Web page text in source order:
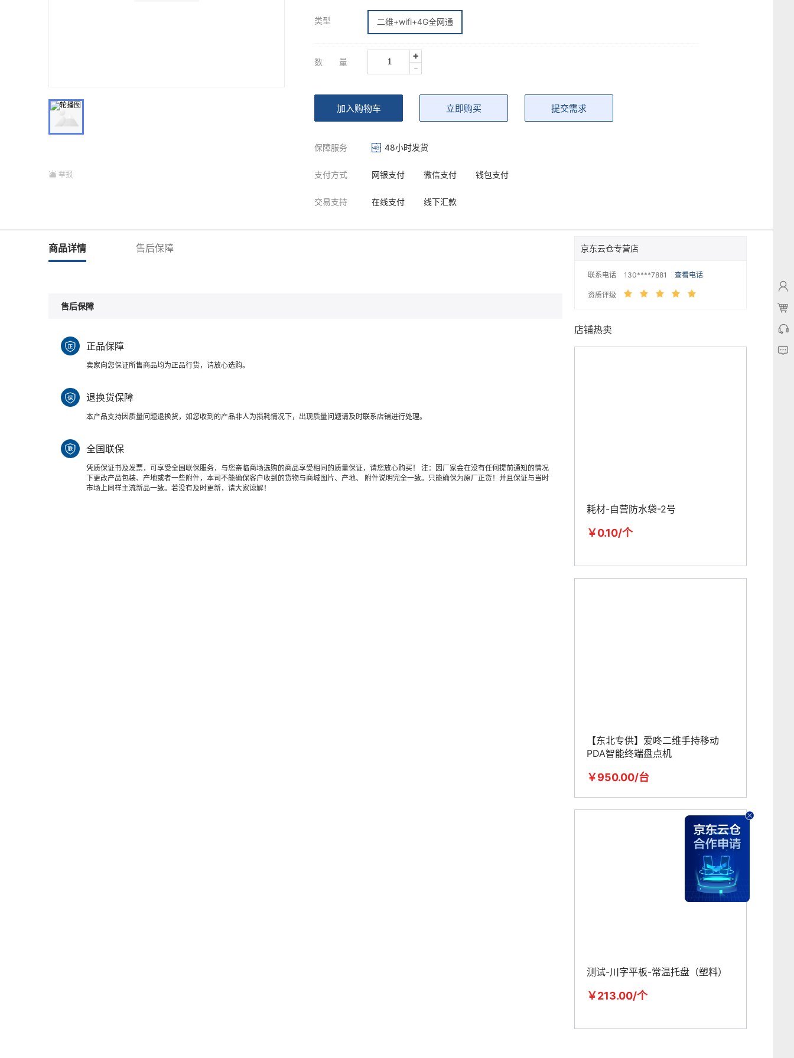
举报
类型 二维+wifi+4G全网通
数 量
+
-
加入购物车 立即购买 提交需求
保障服务 48小时发货
支付方式 网银支付 微信支付 钱包支付
交易支持 在线支付 线下汇款
商品详情 售后保障
售后保障
正品保障
卖家向您保证所售商品均为正品行货，请放心选购。
退换货保障
本产品支持因质量问题退换货，如您收到的产品非人为损耗情况下，出现质量问题请及时联系店铺进行处理。
全国联保
凭质保证书及发票，可享受全国联保服务，与您亲临商场选购的商品享受相同的质量保证，请您放心购买！ 注：因厂家会在没有任何提前通知的情况
下更改产品包装、产地或者一些附件，本司不能确保客户收到的货物与商城图片、产地、 附件说明完全一致。只能确保为原厂正货！并且保证与当时
市场上同样主流新品一致。若没有及时更新，请大家谅解！
京东云仓专营店
联系电话 130****7881 查看电话
资质评级
店铺热卖
耗材-自营防水袋-2号
￥0.10/个
【东北专供】爱咚二维手持移动
PDA智能终端盘点机
￥950.00/台
测试-川字平板-常温托盘（塑料）
￥213.00/个